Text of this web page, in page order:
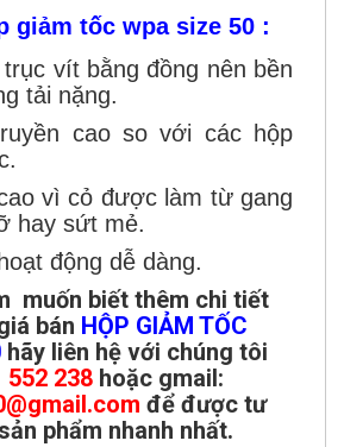
giảm tốc wpa size 50 :
vít bằng đồng nên bền
tải nặng.
cao so với các hộp
vì cỏ được làm từ gang
hay sứt mẻ.
động dễ dàng.
muốn biết thêm chi tiết
bán HỘP GIẢM TỐC
hãy liên hệ với chúng tôi
552 238 hoặc gmail:
để được tư
phẩm nhanh nhất.